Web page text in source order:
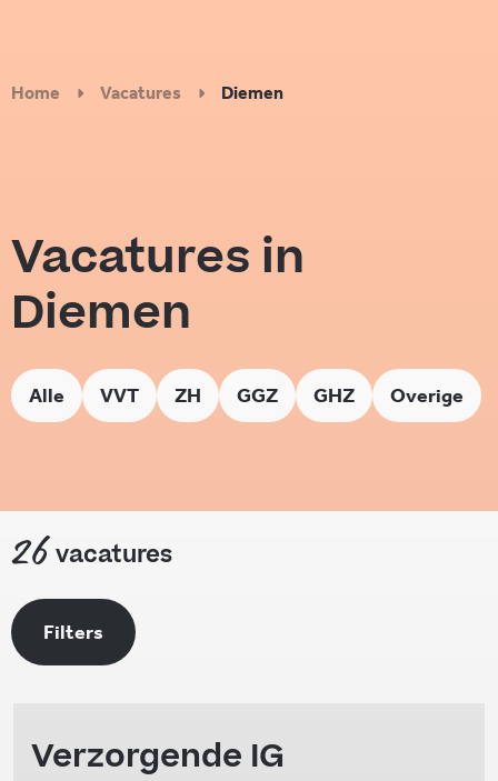
Home Vacatures Diemen
Vacatures in
Diemen
Alle VVT ZH GGZ GHZ Overige
26vacatures
Filters
Verzorgende IG